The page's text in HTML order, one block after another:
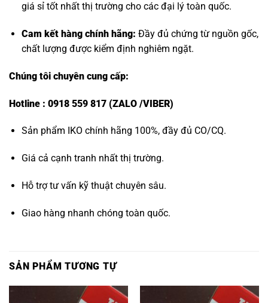
giá sỉ tốt nhất thị trường cho các đại lý toàn quốc.
Cam kết hàng chính hãng: Đầy đủ chứng từ nguồn gốc,
chất lượng được kiểm định nghiêm ngặt.
Chúng tôi chuyên cung cấp:
Hotline : 0918 559 817 (ZALO /VIBER)
Sản phẩm IKO chính hãng 100%, đầy đủ CO/CQ.
Giá cả cạnh tranh nhất thị trường.
Hỗ trợ tư vấn kỹ thuật chuyên sâu.
Giao hàng nhanh chóng toàn quốc.
SẢN PHẨM TƯƠNG TỰ